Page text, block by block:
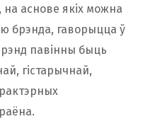
на аснове якіх можна
брэнда, гаворыцца ў
павінны быць
гістарычнай,